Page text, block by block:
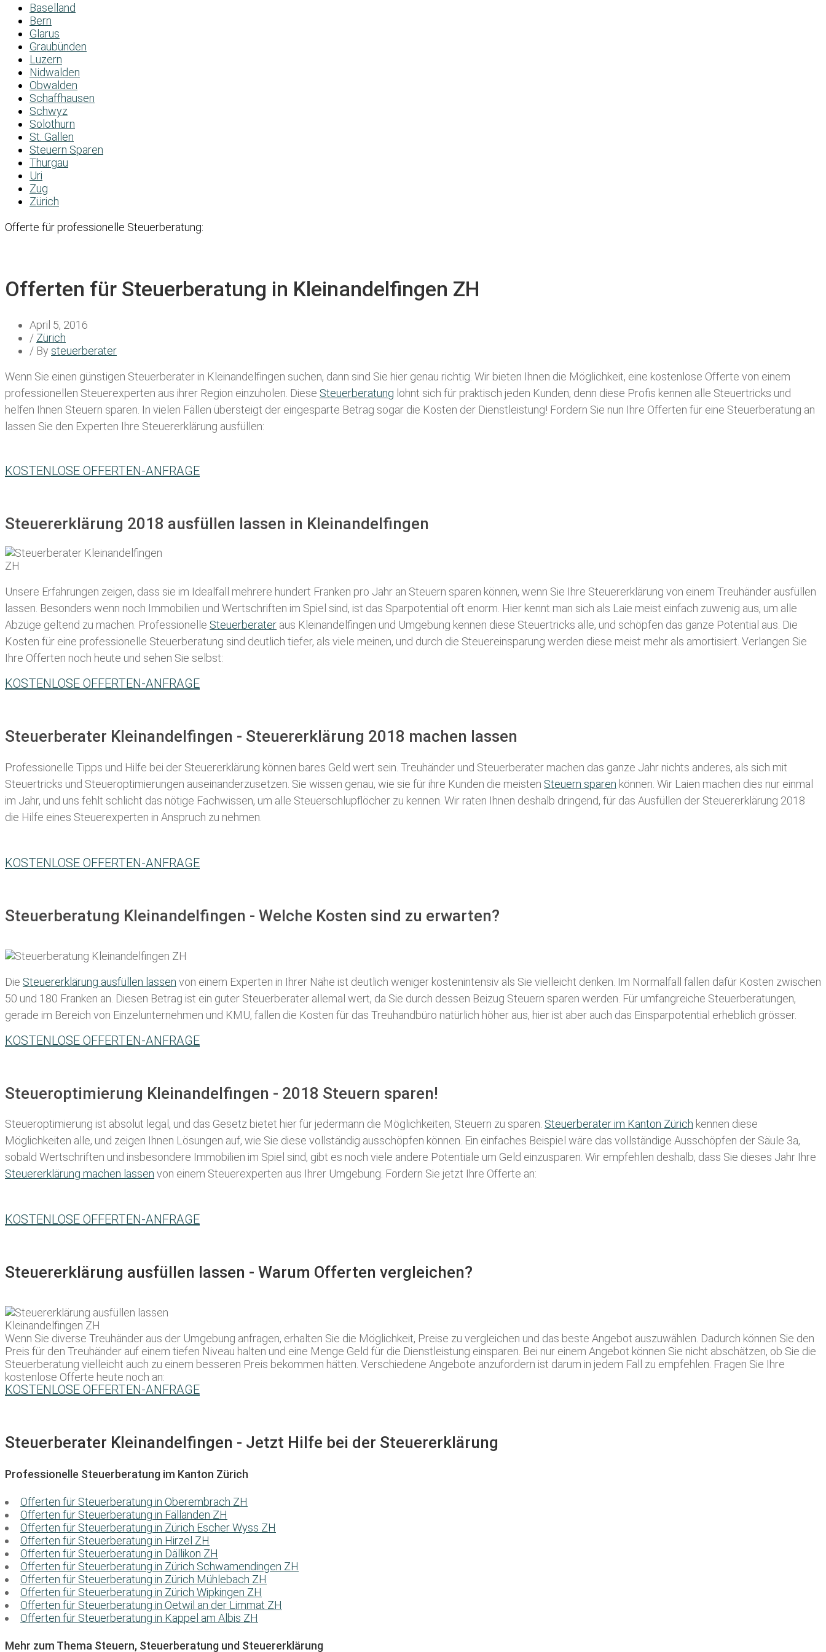
Baselland
Bern
Glarus
Graubünden
Luzern
Nidwalden
Obwalden
Schaffhausen
Schwyz
Solothurn
St. Gallen
Steuern Sparen
Thurgau
Uri
Zug
Zürich
Offerte für professionelle Steuerberatung:
Offerten für Steuerberatung in Kleinandelfingen ZH
April 5, 2016
/ Zürich
/ By steuerberater
Wenn Sie einen günstigen Steuerberater in Kleinandelfingen suchen, dann sind Sie hier genau richtig. Wir bieten Ihnen die Möglichkeit, eine kostenlose Offerte von einem
professionellen Steuerexperten aus ihrer Region einzuholen. Diese Steuerberatung lohnt sich für praktisch jeden Kunden, denn diese Profis kennen alle Steuertricks und
helfen Ihnen Steuern sparen. In vielen Fällen übersteigt der eingesparte Betrag sogar die Kosten der Dienstleistung! Fordern Sie nun Ihre Offerten für eine Steuerberatung an
lassen Sie den Experten Ihre Steuererklärung ausfüllen:
KOSTENLOSE OFFERTEN-ANFRAGE
Steuererklärung 2018 ausfüllen lassen in Kleinandelfingen
Unsere Erfahrungen zeigen, dass sie im Idealfall mehrere hundert Franken pro Jahr an Steuern sparen können, wenn Sie Ihre Steuererklärung von einem Treuhänder ausfüllen
lassen . Besonders wenn noch Immobilien und Wertschriften im Spiel sind, ist das Sparpotential oft enorm. Hier kennt man sich als Laie meist einfach zuwenig aus, um alle
Abzüge geltend zu machen. Professionelle Steuerberater aus Kleinandelfingen und Umgebung kennen diese Steuertricks alle, und schöpfen das ganze Potential aus. Die
Kosten für eine professionelle Steuerberatung sind deutlich tiefer, als viele meinen, und durch die Steuereinsparung werden diese meist mehr als amortisiert. Verlangen Sie
Ihre Offerten noch heute und sehen Sie selbst:
KOSTENLOSE OFFERTEN-ANFRAGE
Steuerberater Kleinandelfingen - Steuererklärung 2018 machen lassen
Professionelle Tipps und Hilfe bei der Steuererklärung können bares Geld wert sein. Treuhänder und Steuerberater machen das ganze Jahr nichts anderes, als sich mit
Steuertricks und Steueroptimierungen auseinanderzusetzen. Sie wissen genau, wie sie für ihre Kunden die meisten Steuern sparen können. Wir Laien machen dies nur einmal
im Jahr, und uns fehlt schlicht das nötige Fachwissen, um alle Steuerschlupflöcher zu kennen. Wir raten Ihnen deshalb dringend, für das Ausfüllen der Steuererklärung 2018
die Hilfe eines Steuerexperten in Anspruch zu nehmen.
KOSTENLOSE OFFERTEN-ANFRAGE
Steuerberatung Kleinandelfingen - Welche Kosten sind zu erwarten?
Die Steuererklärung ausfüllen lassen von einem Experten in Ihrer Nähe ist deutlich weniger kostenintensiv als Sie vielleicht denken. Im Normalfall fallen dafür Kosten zwischen
50 und 180 Franken an. Diesen Betrag ist ein guter Steuerberater allemal wert, da Sie durch dessen Beizug Steuern sparen werden. Für umfangreiche Steuerberatungen,
gerade im Bereich von Einzelunternehmen und KMU, fallen die Kosten für das Treuhandbüro natürlich höher aus, hier ist aber auch das Einsparpotential erheblich grösser.
KOSTENLOSE OFFERTEN-ANFRAGE
Steueroptimierung Kleinandelfingen - 2018 Steuern sparen!
Steueroptimierung ist absolut legal, und das Gesetz bietet hier für jedermann die Möglichkeiten, Steuern zu sparen. Steuerberater im K anton Zürich kennen diese
Möglichkeiten alle, und zeigen Ihnen Lösungen auf, wie Sie diese vollständig ausschöpfen können. Ein einfaches Beispiel wäre das vollständige Ausschöpfen der Säule 3a,
sobald Wertschriften und insbesondere Immobilien im Spiel sind, gibt es noch viele andere Potentiale um Geld einzusparen. Wir empfehlen deshalb, dass Sie dieses Jahr Ihre
Steuererklärung machen lassen von einem Steuerexperten aus Ihrer Umgebung. Fordern Sie jetzt Ihre Offerte an:
KOSTENLOSE OFFERTEN-ANFRAGE
Steuererklärung ausfüllen lassen - Warum Offerten vergleichen?
Wenn Sie diverse Treuhänder aus der Umgebung anfragen, erhalten Sie die Möglichkeit, Preise zu vergleichen und das beste Angebot auszuwählen. Dadurch können Sie den
Preis für den Treuhänder auf einem tiefen Niveau halten und eine Menge Geld für die Dienstleistung einsparen. Bei nur einem Angebot können Sie nicht abschätzen, ob Sie die
Steuerberatung vielleicht auch zu einem besseren Preis bekommen hätten. Verschiedene Angebote anzufordern ist darum in jedem Fall zu empfehlen. Fragen Sie Ihre
kostenlose Offerte heute noch an:
KOSTENLOSE OFFERTEN-ANFRAGE
Steuerberater Kleinandelfingen - Jetzt Hilfe bei der Steuererklärung
Professionelle Steuerberatung im Kanton Zürich
Offerten für Steuerberatung in Oberembrach ZH
Offerten für Steuerberatung in Fällanden ZH
Offerten für Steuerberatung in Zürich Escher Wyss ZH
Offerten für Steuerberatung in Hirzel ZH
Offerten für Steuerberatung in Dällikon ZH
Offerten für Steuerberatung in Zürich Schwamendingen ZH
Offerten für Steuerberatung in Zürich Mühlebach ZH
Offerten für Steuerberatung in Zürich Wipkingen ZH
Offerten für Steuerberatung in Oetwil an der Limmat ZH
Offerten für Steuerberatung in Kappel am Albis ZH
Mehr zum Thema Steuern, Steuerberatung und Steuererklärung